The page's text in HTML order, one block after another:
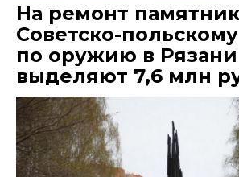
На ремонт
Советско-
по оружию в Рязани
выделяют 7,6 млн